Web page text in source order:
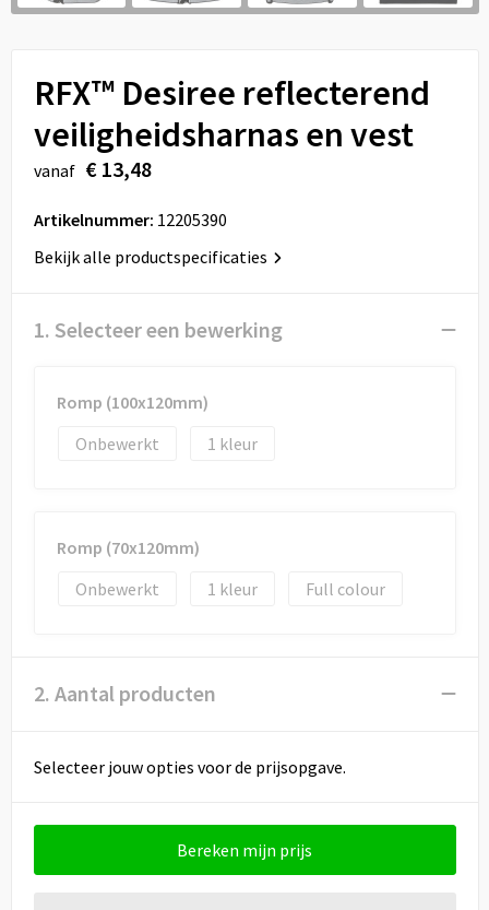
Sport
Vrije tijd en Strand
Feestartikelen
Aanstekers
Reistassen
Schoenentassen
Schoudertassen
Sporttassen
Toilettassen
Reistassensets
Papieren tassen
Strandtassen
Duffeltassen
Goodiebags
RFX™ Desiree reflecterend
veiligheidsharnas en vest
vanaf € 13,48
Artikelnummer: 12205390
Bekijk alle productspecificaties
1. Selecteer een bewerking
Romp (100x120mm)
Onbewerkt
1
Romp (70x120mm)
Onbewerkt
1 Full colour
2. Aantal producten
Selecteer jouw opties voor de prijsopgave.
Bereken mijn prijs